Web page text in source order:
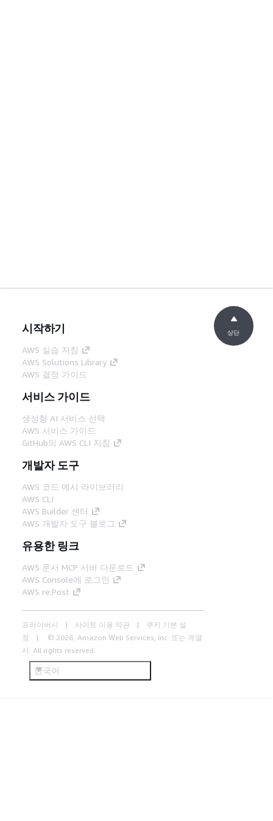
시작하기
AWS 실습 지침
AWS Solutions Library
AWS 결정 가이드
서비스 가이드
생성형 AI 서비스 선택
AWS 서비스 가이드
GitHub의 AWS CLI 지침
개발자 도구
AWS 코드 예시 라이브러리
AWS CLI
AWS Builder 센터
AWS 개발자 도구 블로그
유용한 링크
AWS 문서 MCP 서버 다운로드
AWS Console에 로그인
AWS re:Post
프라이버시 사이트 이용 약관
쿠키 기본 설
정
© 2026, Amazon Web Services, Inc. 또는 계열
사. All rights reserved.
한국어
상단